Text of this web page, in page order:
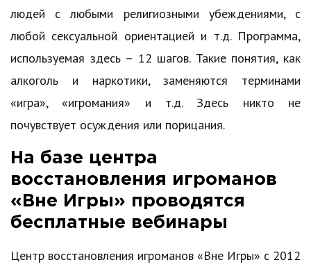
людей с любыми религиозными убеждениями, с
любой сексуальной ориентацией и т.д. Программа,
используемая здесь – 12 шагов. Такие понятия, как
алкоголь и наркотики, заменяются терминами
«игра», «игромания» и т.д. Здесь никто не
почувствует осуждения или порицания.
На базе центра
восстановления игроманов
«Вне Игры» проводятся
бесплатные вебинары
Центр восстановления игроманов «Вне Игры» с 2012